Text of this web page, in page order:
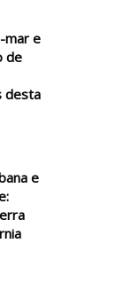
mar e
de
desta
e